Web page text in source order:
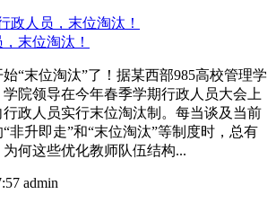
末位淘汰！
“末位淘汰”了！据某西部985高校管理学
学院领导在今年春季学期行政人员大会上
政人员实行末位淘汰制。每当谈及当前
非升即走”和“末位淘汰”等制度时，总有
为何这些优化教师队伍结构...
admin